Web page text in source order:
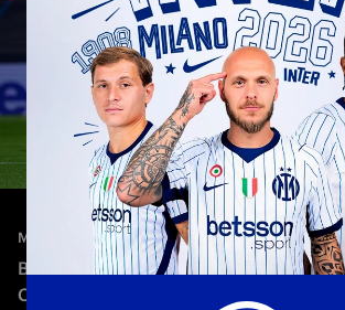
MATCH HIGHLIGHTS—18 feb 2026
BODØ/GLIMT 3-1 INTER | HIGHLIGHTS |
CHAMPIONS LEAGUE